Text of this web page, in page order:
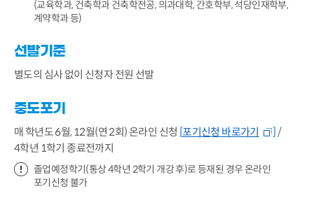
(교육학과, 건축학과 건축학전공, 의과대학, 간호학부, 석당인재학부,
계약학과 등)
선발기준
별도의 심사 없이 신청자 전원 선발
중도포기
매 학년도 6월, 12월(연 2회) 온라인 신청 [포기신청 바로가기 ] /
4학년 1학기 종료전까지
졸업예정학기(통상 4학년 2학기 개강 후)로 등재된 경우 온라인
포기신청 불가